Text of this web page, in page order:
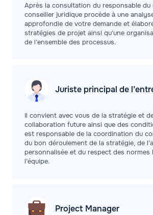
Après la consultation du responsable du
conseiller juridique procède à une
approfondie de votre demande et
stratégies de projet ainsi qu’une
de l’ensemble des processus.
Juriste principal de
Il convient avec vous de la stratégie et
collaboration future ainsi que des
est responsable de la coordination du
du bon déroulement de la stratégie, de
personnalisée et du respect des normes
l’équipe.
Project Manager